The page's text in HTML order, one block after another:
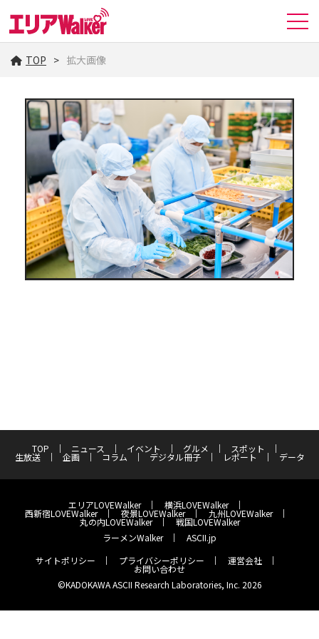
TOP 拡大画像
TOP ニュース イベント グルメ スポット
生放送 企画 コラム デジタル冊子 レポート データ
エリアLOVEWalker 横浜LOVEWalker
西新宿LOVEWalker 夜景LOVEWalker 九州LOVEWalker
丸の内LOVEWalker
戦国LOVEWalker
ラーメンWalker
ASCII.jp
サイトポリシー
プライバシーポリシー 運営会社
お問い合わせ
©KADOKAWA ASCII Research Laboratories, Inc. 2026